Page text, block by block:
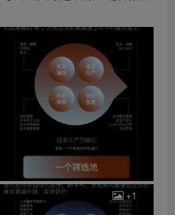
+1